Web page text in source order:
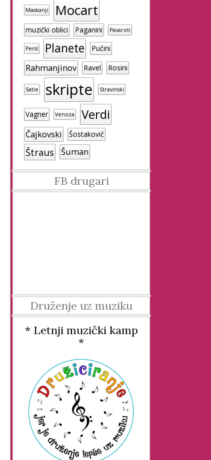
Maskanji Mocart
muzički oblici Paganini Pavaroti
Persl Planete Pučini
Rahmanjinov Ravel Rosini
Satie skripte Stravinski
Vagner Venoza Verdi
Čajkovski Šostakovič
Štraus Šuman
FB drugari
Druženje uz muziku
* Letnji muzički kamp
*